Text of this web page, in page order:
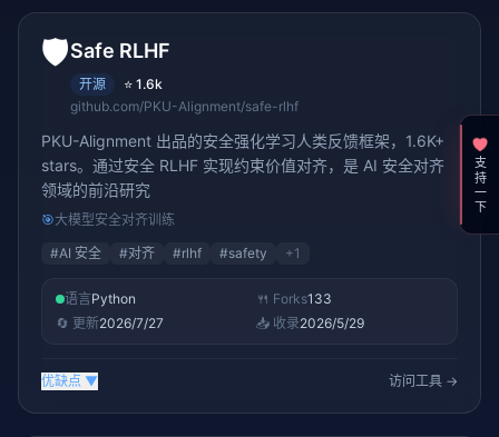
🛡️Safe RLHF
开源 ⭐ 1.6k
github.com/PKU-Alignment/safe-rlhf
PKU-Alignment 出品的安全强化学习人类反馈框架，1.6K+
stars。通过安全 RLHF 实现约束价值对齐，是 AI 安全对齐
领域的前沿研究
🎯大模型安全对齐训练
#AI 安全 #对齐 #rlhf #safety +1
语言Python 🍴 Forks133
🔄 更新2026/7/27 📥 收录2026/5/29
优缺点 ▼ 访问工具 →
支持一下